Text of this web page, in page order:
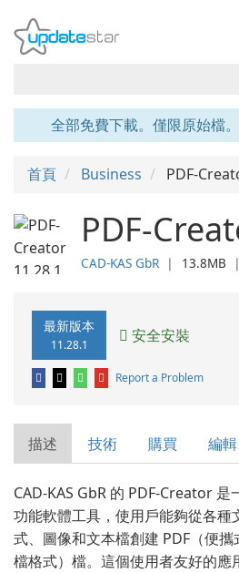
全部免費下載。僅限原始檔
首頁 Business PDF-
PDF-
CAD-KAS GbR ❘ 13.8MB
最新版本
11.28.1 安全安裝
Report a Problem
描述 技術 購買 編輯
CAD-KAS GbR 的 PDF-Creator 是
功能軟體工具，使用戶能夠從各種
式、圖像和文本檔創建 PDF（便攜
檔格式）檔。這個使用者友好的應